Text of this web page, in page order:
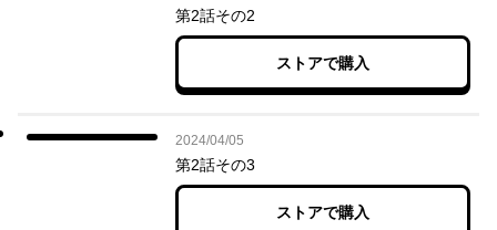
第2話その2
ストアで購入
2024/04/05
2024年04月05日
第2話その3
ストアで購入